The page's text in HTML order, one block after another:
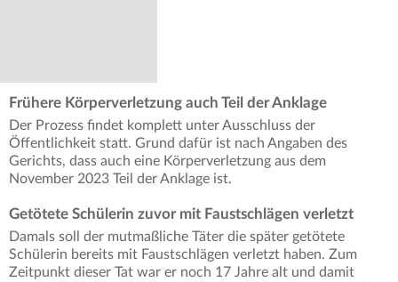
Frühere Körperverletzung auch Teil der Anklage
Der Prozess findet komplett unter Ausschluss der
Öffentlichkeit statt. Grund dafür ist nach Angaben des
Gerichts, dass auch eine Körperverletzung aus dem
November 2023 Teil der Anklage ist.
Getötete Schülerin zuvor mit Faustschlägen verletzt
Damals soll der mutmaßliche Täter die später getötete
Schülerin bereits mit Faustschlägen verletzt haben. Zum
Zeitpunkt dieser Tat war er noch 17 Jahre alt und damit